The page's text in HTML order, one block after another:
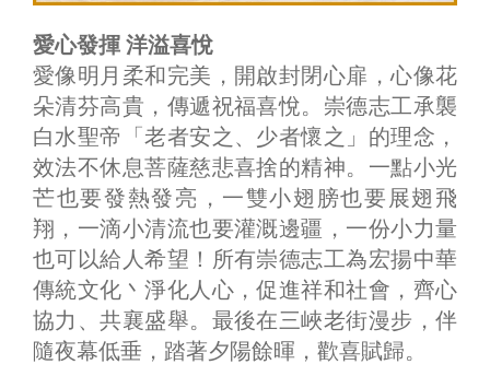
愛心發揮 洋溢喜悅
愛像明月柔和完美，開啟封閉心扉，心像花
朵清芬高貴，傳遞祝福喜悅。崇德志工承襲
白水聖帝「老者安之、少者懷之」的理念，
效法不休息菩薩慈悲喜捨的精神。一點小光
芒也要發熱發亮，一雙小翅膀也要展翅飛
翔，一滴小清流也要灌溉邊疆，一份小力量
也可以給人希望！所有崇德志工為宏揚中華
傳統文化丶淨化人心，促進祥和社會，齊心
協力、共襄盛舉。最後在三峽老街漫步，伴
隨夜幕低垂，踏著夕陽餘暉，歡喜賦歸。